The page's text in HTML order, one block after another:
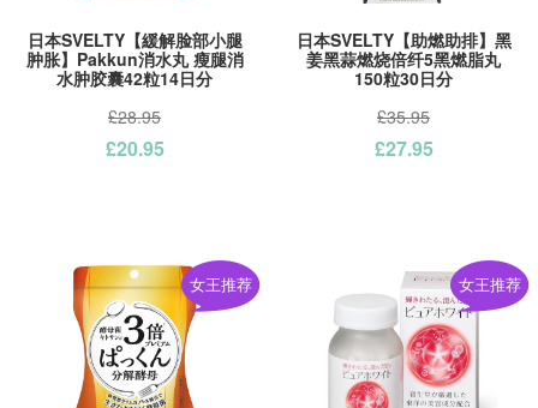
日本SVELTY【緩解脸部小腿
肿胀】Pakkun消水丸 瘦腿消
水肿胶囊42粒14日分
£28.95
£20.95
日本SVELTY【助燃助排】黑
姜黑蒜燃烧倍纤5黑燃脂丸
150粒30日分
£35.95
£27.95
女王推荐 女王推荐